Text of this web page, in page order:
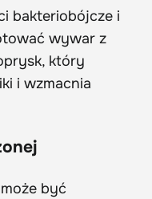
bakteriobójcze i
wywar z
który
i wzmacnia
może być